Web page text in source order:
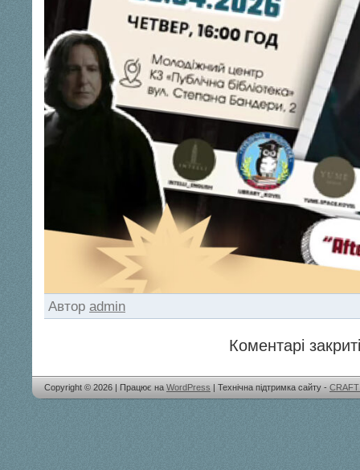
Автор admin
Коментарі
Copyright © 2026 | Працює на WordPress | Технічна підтримка сайту -